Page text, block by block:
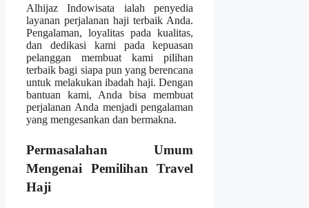
Alhijaz Indowisata ialah penyedia
layanan perjalanan haji terbaik Anda.
Pengalaman, loyalitas pada kualitas,
dan dedikasi kami pada kepuasan
pelanggan membuat kami pilihan
terbaik bagi siapa pun yang berencana
untuk melakukan ibadah haji. Dengan
bantuan kami, Anda bisa membuat
perjalanan Anda menjadi pengalaman
yang mengesankan dan bermakna.
Permasalahan Umum
Mengenai Pemilihan Travel
Haji